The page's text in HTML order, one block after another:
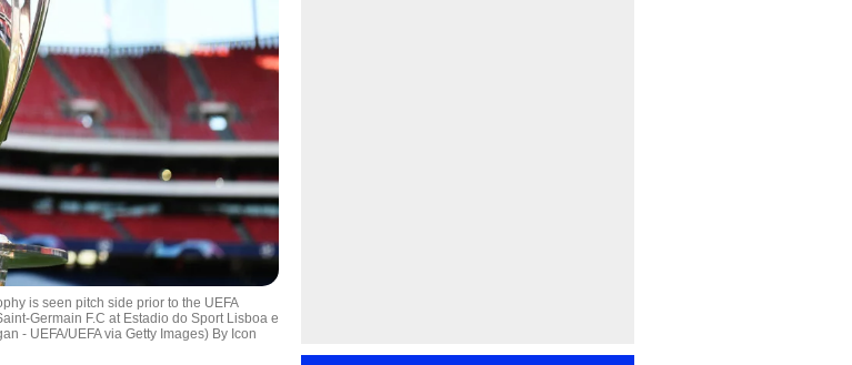
is seen pitch side prior to the UEFA
Germain F.C at Estadio do Sport Lisboa e
- UEFA/UEFA via Getty Images) By Icon